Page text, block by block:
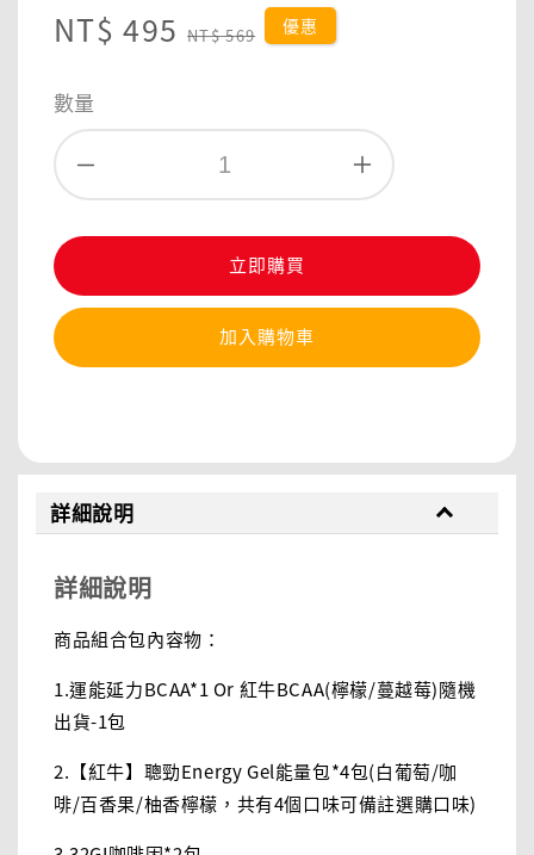
Sale
NT$ 495 Regular
NT$ 569 優惠
數量
立即購買
加入購物車
詳細說明
詳細說明
商品組合包內容物：
1.運能延力BCAA*1 Or 紅牛BCAA(檸檬/蔓越莓)隨機
出貨-1包
2.【紅牛】聰勁Energy Gel能量包*4包(白葡萄/咖
啡/百香果/柚香檸檬，共有4個口味可備註選購口味)